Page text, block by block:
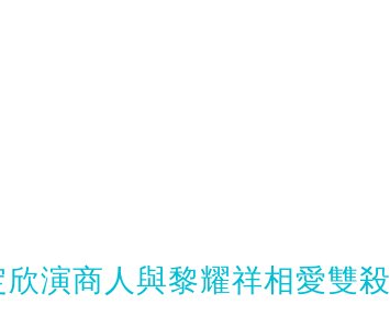
欣演商人與黎耀祥相愛雙殺